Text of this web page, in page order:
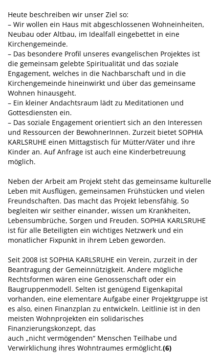
Heute beschreiben wir unser Ziel so:
– Wir wollen ein Haus mit abgeschlossenen Wohneinheiten,
Neubau oder Altbau, im Idealfall eingebettet in eine
Kirchengemeinde.
– Das besondere Profil unseres evangelischen Projektes ist
die gemeinsam gelebte Spiritualität und das soziale
Engagement, welches in die Nachbarschaft und in die
Kirchengemeinde hineinwirkt und über das gemeinsame
Wohnen hinausgeht.
– Ein kleiner Andachtsraum lädt zu Meditationen und
Gottesdiensten ein.
– Das soziale Engagement orientiert sich an den Interessen
und Ressourcen der BewohnerInnen. Zurzeit bietet SOPHIA
KARLSRUHE einen Mittagstisch für Mütter/Väter und ihre
Kinder an. Auf Anfrage ist auch eine Kinderbetreuung
möglich.
Neben der Arbeit am Projekt steht das gemeinsame kulturelle
Leben mit Ausflügen, gemeinsamen Frühstücken und vielen
Freundschaften. Das macht das Projekt lebensfähig. So
begleiten wir seither einander, wissen um Krankheiten,
Lebensumbrüche, Sorgen und Freuden. SOPHIA KARLSRUHE
ist für alle Beteiligten ein wichtiges Netzwerk und ein
monatlicher Fixpunkt in ihrem Leben geworden.
Seit 2008 ist SOPHIA KARLSRUHE ein Verein, zurzeit in der
Beantragung der Gemeinnützigkeit. Andere mögliche
Rechtsformen wären eine Genossenschaft oder ein
Baugruppenmodell. Selten ist genügend Eigenkapital
vorhanden, eine elementare Aufgabe einer Projektgruppe ist
es also, einen Finanzplan zu entwickeln. Leitlinie ist in den
meisten Wohnprojekten ein solidarisches
Finanzierungskonzept, das
auch „nicht vermögenden“ Menschen Teilhabe und
Verwirklichung ihres Wohntraumes ermöglicht.(6)